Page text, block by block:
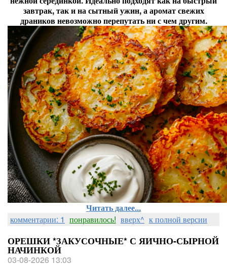
завтрак, так и на сытный ужин, а аромат свежих
драников невозможно перепутать ни с чем другим.
Читать далее...
комментарии: 1 понравилось! вверх^ к полной версии
ОРЕШКИ *ЗАКУСОЧНЫЕ* С ЯИЧНО-СЫРНОЙ
НАЧИНКОЙ
03-08-2026 13:03